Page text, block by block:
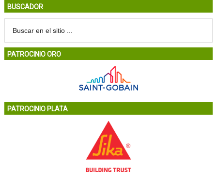
BUSCADOR
PATROCINIO ORO
PATROCINIO PLATA